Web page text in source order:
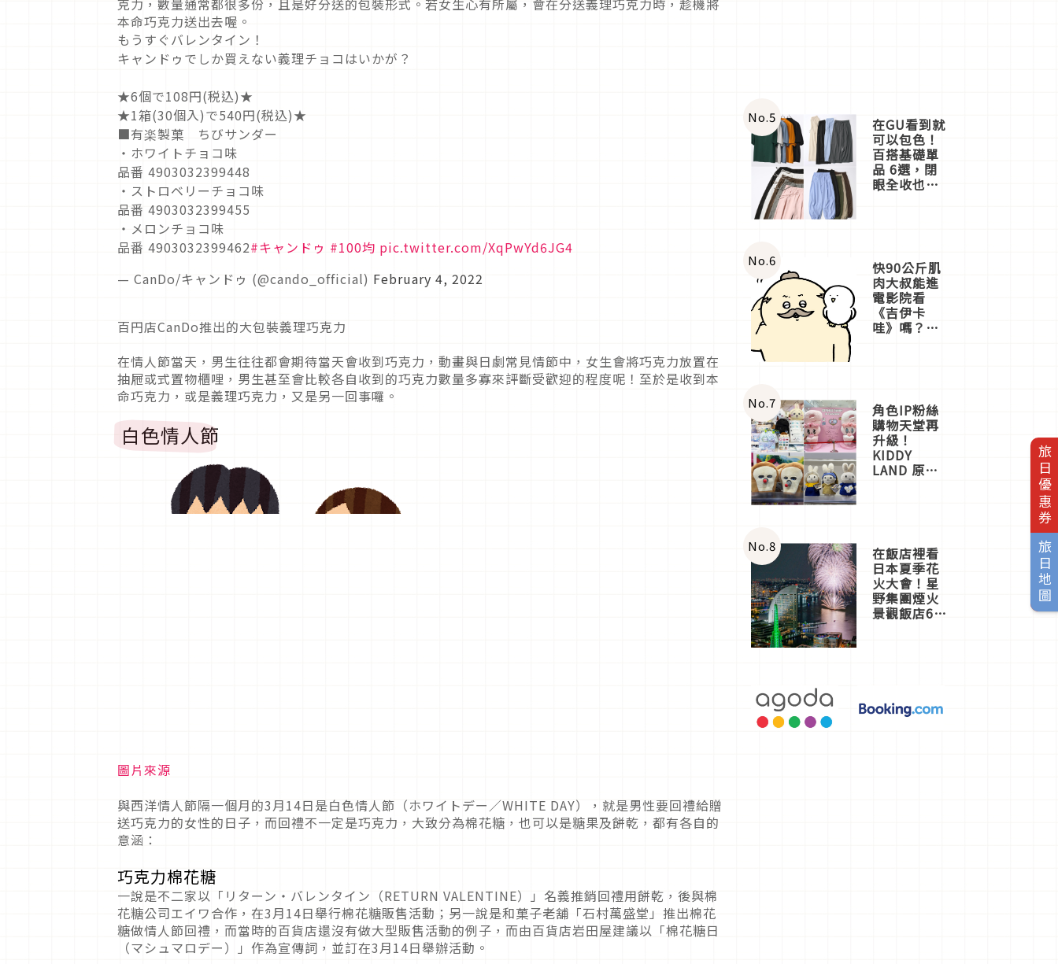
旅日優惠券
旅日地圖
克力，數量通常都很多份，且是好分送的包裝形式。若女生心有所屬，會在分送義理巧克力時，趁機將
本命巧克力送出去喔。
もうすぐバレンタイン！
キャンドゥでしか買えない義理チョコはいかが？
★6個で108円(税込)★
★1箱(30個入)で540円(税込)★
■有楽製菓 ちびサンダー
・ホワイトチョコ味
品番 4903032399448
・ストロベリーチョコ味
品番 4903032399455
・メロンチョコ味
品番 4903032399462#キャンドゥ #100均 pic.twitter.com/XqPwYd6JG4
— CanDo/キャンドゥ (@cando_official) February 4, 2022
百円店CanDo推出的大包裝義理巧克力
在情人節當天，男生往往都會期待當天會收到巧克力，動畫與日劇常見情節中，女生會將巧克力放置在
抽屜或式置物櫃哩，男生甚至會比較各自收到的巧克力數量多寡來評斷受歡迎的程度呢！至於是收到本
命巧克力，或是義理巧克力，又是另一回事囉。
白色情人節
圖片來源
與西洋情人節隔一個月的3月14日是白色情人節（ホワイトデー／WHITE DAY），就是男性要回禮給贈
送巧克力的女性的日子，而回禮不一定是巧克力，大致分為棉花糖，也可以是糖果及餅乾，都有各自的
意涵：
巧克力棉花糖
一說是不二家以「リターン・バレンタイン（RETURN VALENTINE）」名義推銷回禮用餅乾，後與棉
花糖公司エイワ合作，在3月14日舉行棉花糖販售活動；另一說是和菓子老舖「石村萬盛堂」推出棉花
糖做情人節回禮，而當時的百貨店還沒有做大型販售活動的例子，而由百貨店岩田屋建議以「棉花糖日
（マシュマロデー）」作為宣傳詞，並訂在3月14日舉辦活動。
No.5 在GU看到就
可以包色！
百搭基礎單
品 6選，閉
眼全收也不
No.6 快90公斤肌
肉大叔能進
電影院看
《吉伊卡
哇》嗎？日
一同給出了
答案
No.7 角色IP粉絲
購物天堂再
升級！
KIDDY
LAND 原宿
店3分即達
No.8 在飯店裡看
日本夏季花
火大會！星
野集團煙火
景觀飯店6